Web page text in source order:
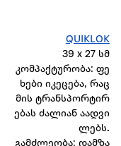
QUIKLOK
39 x 27 სმ
კომპაქტურობა: ფე
ხები იკეცება, რაც
მის ტრანსპორტირ
ებას ძალიან აადვი
ლებს.
გამძლეობა: დამზა